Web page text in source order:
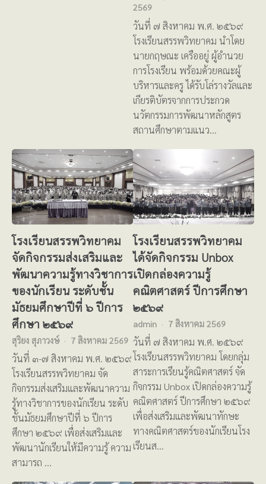
2569
วันที่ ๗ สิงหาคม พ.ศ. ๒๕๖๙
โรงเรียนสรรพวิทยาคม นำโดย
นายกฤษณะ เครืออยู่ ผู้อำนวย
การโรงเรียน พร้อมด้วยคณะผู้
บริหารและครู ได้รับโล่รางวัลและ
เกียรติบัตรจากการประกวด
นวัตกรรมการพัฒนาหลักสูตร
สถานศึกษาตามแนว…
โรงเรียนสรรพวิทยาคม
จัดกิจกรรมส่งเสริมและ
พัฒนาความรู้ทางวิชาการ
ของนักเรียน ระดับชั้น
มัธยมศึกษาปีที่ ๖ ปีการ
ศึกษา ๒๕๖๙
สุริยง สุภาวงษ์ 7 สิงหาคม 2569
วันที่ ๓-๗ สิงหาคม พ.ศ. ๒๕๖๙
โรงเรียนสรรพวิทยาคม จัด
กิจกรรมส่งเสริมและพัฒนาความ
รู้ทางวิชาการของนักเรียน ระดับ
ชั้นมัธยมศึกษาปีที่ ๖ ปีการ
ศึกษา ๒๕๖๙ เพื่อส่งเสริมและ
พัฒนานักเรียนให้มีความรู้ ความ
สามารถ …
โรงเรียนสรรพวิทยาคม
ได้จัดกิจกรรม Unbox
เปิดกล่องความรู้
คณิตศาสตร์ ปีการศึกษา
๒๕๖๙
admin 7 สิงหาคม 2569
วันที่ ๗ สิงหาคม พ.ศ. ๒๕๖๙
โรงเรียนสรรพวิทยาคม โดยกลุ่ม
สาระการเรียนรู้คณิตศาสตร์ จัด
กิจกรรม Unbox เปิดกล่องความรู้
คณิตศาสตร์ ปีการศึกษา ๒๕๖๙
เพื่อส่งเสริมและพัฒนาทักษะ
ทางคณิตศาสตร์ของนักเรียนโรง
เรียนส…